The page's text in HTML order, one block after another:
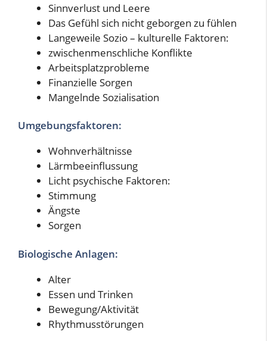
Sinnverlust und Leere
Das Gefühl sich nicht geborgen zu fühlen
Langeweile Sozio – kulturelle Faktoren:
zwischenmenschliche Konflikte
Arbeitsplatzprobleme
Finanzielle Sorgen
Mangelnde Sozialisation
Umgebungsfaktoren:
Wohnverhältnisse
Lärmbeeinflussung
Licht psychische Faktoren:
Stimmung
Ängste
Sorgen
Biologische Anlagen:
Alter
Essen und Trinken
Bewegung/Aktivität
Rhythmusstörungen